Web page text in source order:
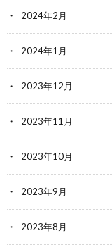
2024年2月
2024年1月
2023年12月
2023年11月
2023年10月
2023年9月
2023年8月